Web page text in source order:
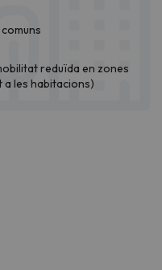
reduïda en zones
a les habitacions)